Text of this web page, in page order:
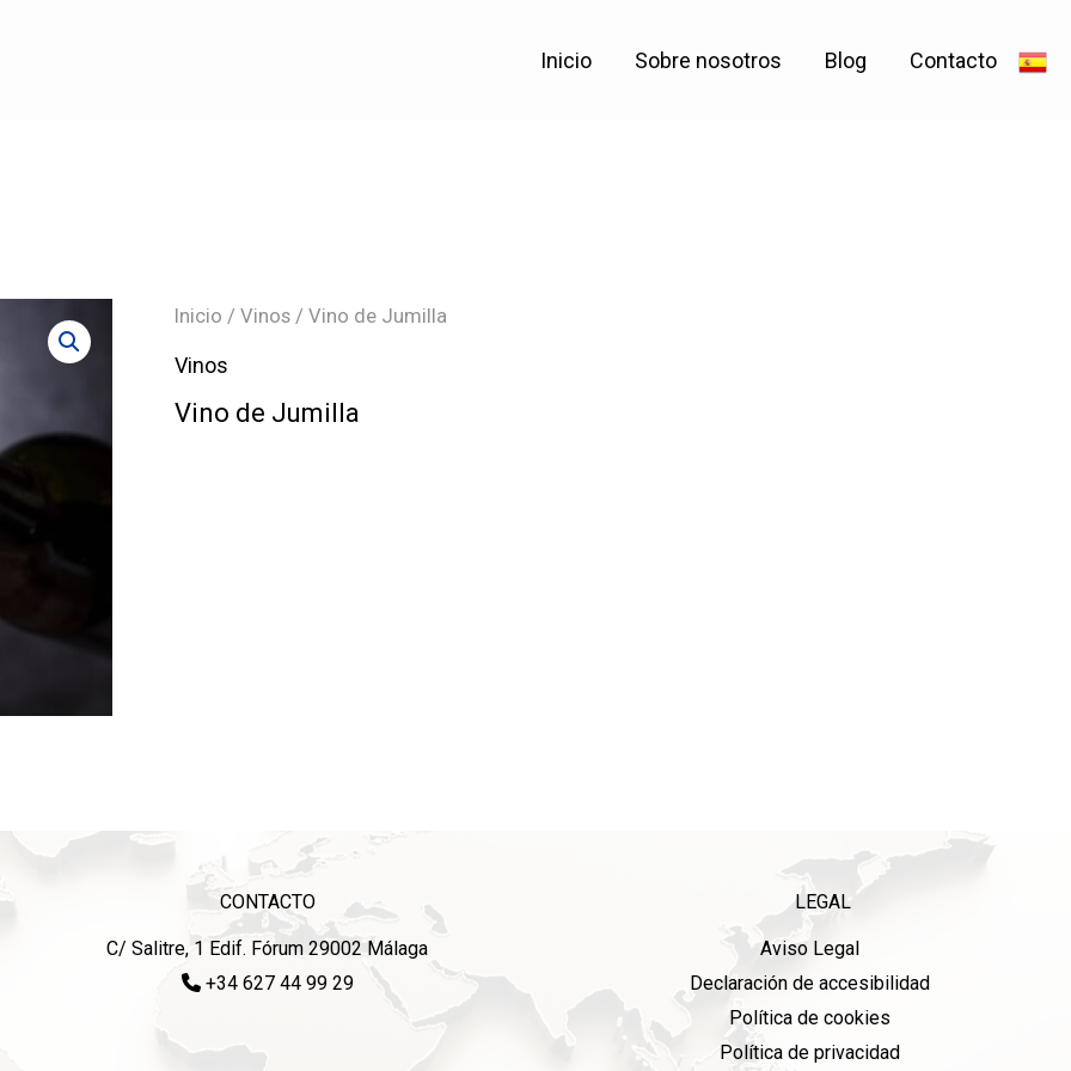
Inicio Sobre nosotros Blog Contacto
Inicio / Vinos/ Vino de Jumilla
Vinos
Vino de Jumilla
CONTACTO
C/ Salitre, 1 Edif. Fórum 29002 Málaga
+34 627 44 99 29
LEGAL
Aviso Legal
Declaración de accesibilidad
Política de cookies
Política de privacidad